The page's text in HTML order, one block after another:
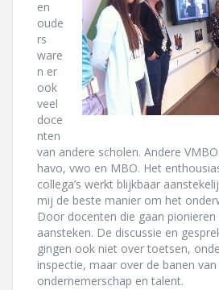
en
oude
rs
ware
n er
ook
veel
doce
nten
van andere scholen. Andere
havo, vwo en MBO. Het
collega’s werkt blijkbaar
mij de beste manier om het
Door docenten die gaan pionieren
aansteken. De discussie en
gingen ook niet over toetsen,
inspectie, maar over de banen
ondernemerschap en talent.